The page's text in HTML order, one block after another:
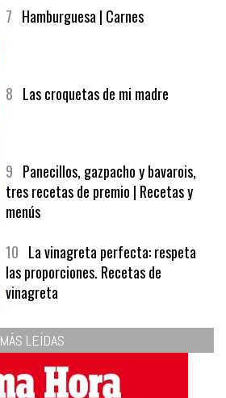
7 Hamburguesa | Carnes
8 Las croquetas de mi madre
9 Panecillos, gazpacho y bavarois,
tres recetas de premio | Recetas y
menús
10 La vinagreta perfecta: respeta
las proporciones. Recetas de
vinagreta
MÁS LEÍDAS